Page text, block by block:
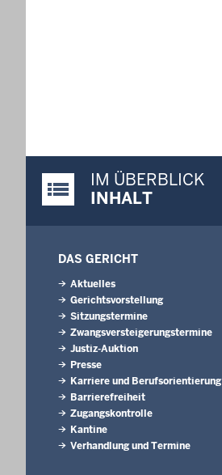
Justiz-Portal im Überblick:
IM ÜBERBLICK
INHALT
DAS GERICHT
Aktuelles
Gerichtsvorstellung
Sitzungstermine
Zwangsversteigerungstermine
Justiz-Auktion
Presse
Karriere und Berufsorientierung
Barrierefreiheit
Zugangskontrolle
Kantine
Verhandlung und Termine